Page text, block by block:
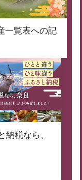
一覧表への記
納税なら、